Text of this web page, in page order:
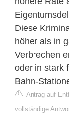
Diese
höher als in
Verbrechen
oder in stark
Bahn-
Antrag auf
vollständige